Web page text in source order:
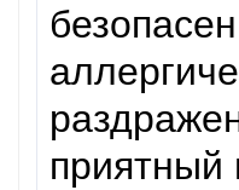
приятный